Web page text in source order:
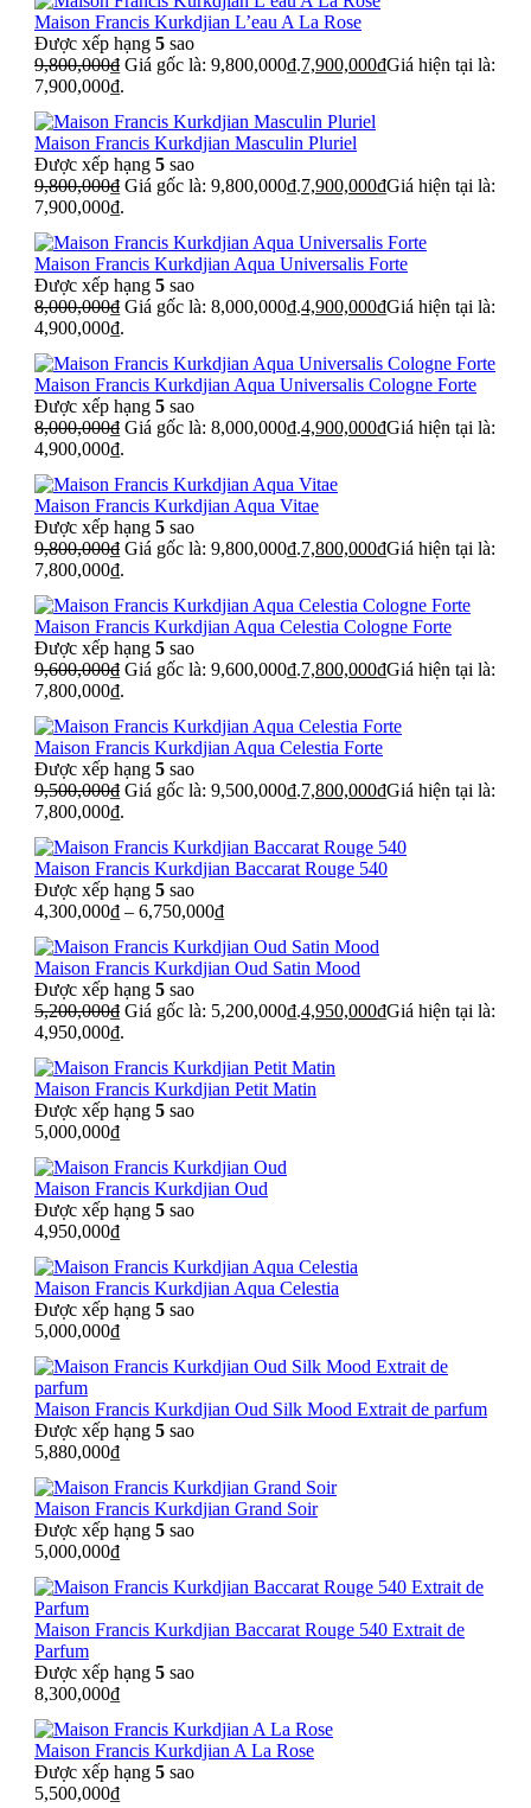
Maison Francis Kurkdjian L’eau A La Rose
Được xếp hạng 5 sao
9,800,000₫ Giá gốc là: 9,800,000₫.7,900,000₫Giá hiện tại là:
7,900,000₫.
Maison Francis Kurkdjian Masculin Pluriel
Được xếp hạng 5 sao
9,800,000₫ Giá gốc là: 9,800,000₫.7,900,000₫Giá hiện tại là:
7,900,000₫.
Maison Francis Kurkdjian Aqua Universalis Forte
Được xếp hạng 5 sao
8,000,000₫ Giá gốc là: 8,000,000₫.4,900,000₫Giá hiện tại là:
4,900,000₫.
Maison Francis Kurkdjian Aqua Universalis Cologne Forte
Được xếp hạng 5 sao
8,000,000₫ Giá gốc là: 8,000,000₫.4,900,000₫Giá hiện tại là:
4,900,000₫.
Maison Francis Kurkdjian Aqua Vitae
Được xếp hạng 5 sao
9,800,000₫ Giá gốc là: 9,800,000₫.7,800,000₫Giá hiện tại là:
7,800,000₫.
Maison Francis Kurkdjian Aqua Celestia Cologne Forte
Được xếp hạng 5 sao
9,600,000₫ Giá gốc là: 9,600,000₫.7,800,000₫Giá hiện tại là:
7,800,000₫.
Maison Francis Kurkdjian Aqua Celestia Forte
Được xếp hạng 5 sao
9,500,000₫ Giá gốc là: 9,500,000₫.7,800,000₫Giá hiện tại là:
7,800,000₫.
Maison Francis Kurkdjian Baccarat Rouge 540
Được xếp hạng 5 sao
4,300,000₫ – 6,750,000₫
Maison Francis Kurkdjian Oud Satin Mood
Được xếp hạng 5 sao
5,200,000₫ Giá gốc là: 5,200,000₫.4,950,000₫Giá hiện tại là:
4,950,000₫.
Maison Francis Kurkdjian Petit Matin
Được xếp hạng 5 sao
5,000,000₫
Maison Francis Kurkdjian Oud
Được xếp hạng 5 sao
4,950,000₫
Maison Francis Kurkdjian Aqua Celestia
Được xếp hạng 5 sao
5,000,000₫
Maison Francis Kurkdjian Oud Silk Mood Extrait de parfum
Được xếp hạng 5 sao
5,880,000₫
Maison Francis Kurkdjian Grand Soir
Được xếp hạng 5 sao
5,000,000₫
Maison Francis Kurkdjian Baccarat Rouge 540 Extrait de
Parfum
Được xếp hạng 5 sao
8,300,000₫
Maison Francis Kurkdjian A La Rose
Được xếp hạng 5 sao
5,500,000₫